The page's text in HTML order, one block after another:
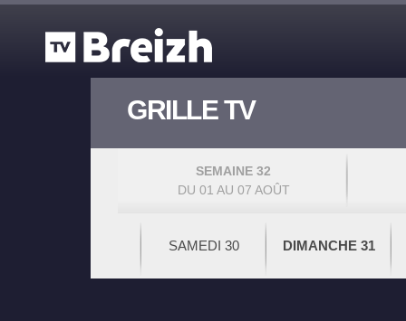
GRILLE TV
SEMAINE 32
DU 01 AU 07 AOÛT
SAMEDI 30 DIMANCHE 31